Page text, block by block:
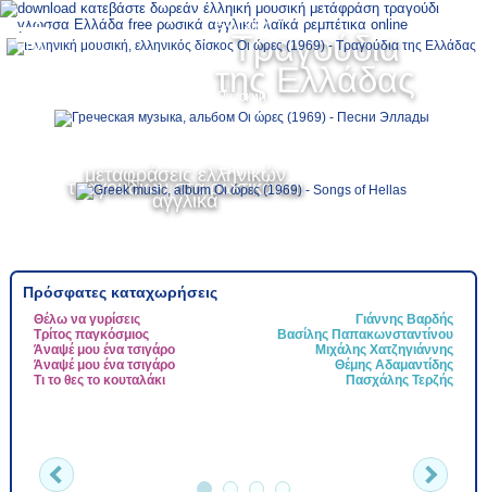
Τραγούδια
της Ελλάδας
μεταφράσεις ελληνικών
τραγουδιών στα ρωσικά και
αγγλικά
Ελληνικά
Русский
English
MENU
Πρόσφατες καταχωρήσεις
Θέλω να γυρίσεις
Γιάννης Βαρδής
Τρίτος παγκόσμιος
Βασίλης Παπακωνσταντίνου
Άναψέ μου ένα τσιγάρο
Μιχάλης Χατζηγιάννης
Άναψέ μου ένα τσιγάρο
Θέμης Αδαμαντίδης
Τι το θες το κουταλάκι
Πασχάλης Τερζής